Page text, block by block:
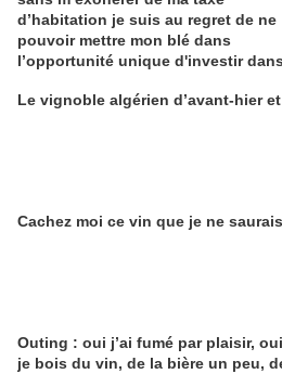
d’habitation je suis au regret de ne
pouvoir mettre mon blé dans
l’opportunité unique d'investir dans
Alain Edouard
Le vignoble algérien d’avant-hier et
Cachez moi ce vin que je ne
Outing : oui j’ai fumé par plaisir, oui
je bois du vin, de la bière un peu,